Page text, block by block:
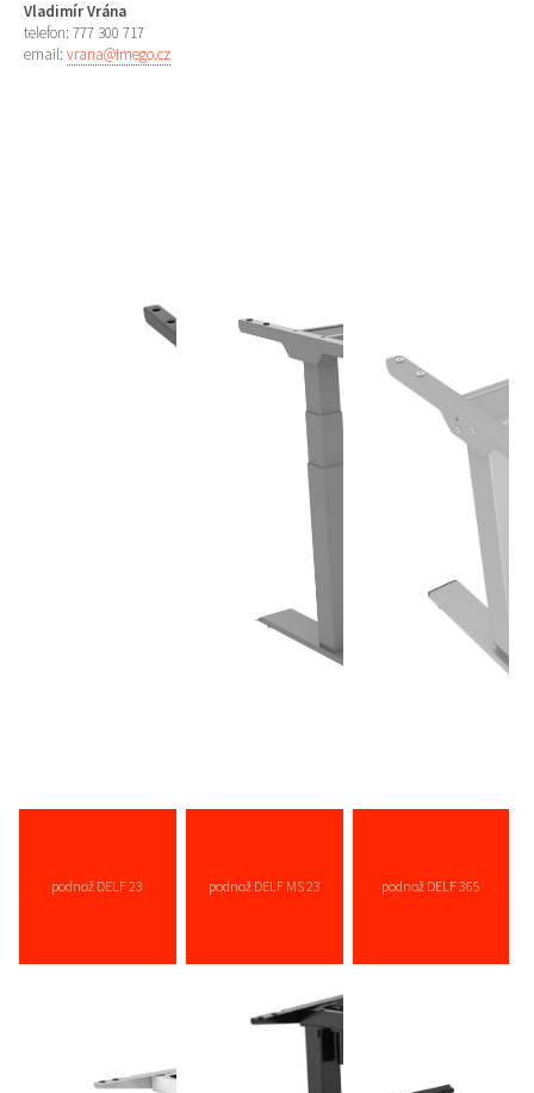
Vladimír Vrána
telefon: 777 300 717
email: vrana@imego.cz
podnož DELF 23 podnož DELF MS 23 podnož DELF 365